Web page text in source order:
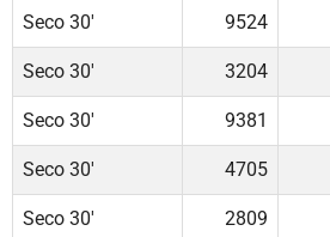
Seco 30' 9524
Seco 30' 3204
Seco 30' 9381
Seco 30' 4705
Seco 30' 2809